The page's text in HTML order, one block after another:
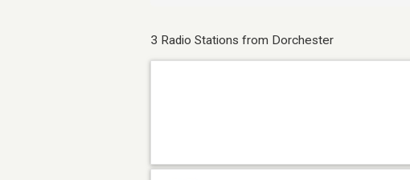
3 Radio Stations from Dorchester